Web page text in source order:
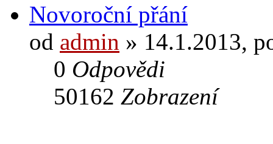
Novoroční přání
od admin » 14.1.2013,
0 Odpovědi
50162 Zobrazení